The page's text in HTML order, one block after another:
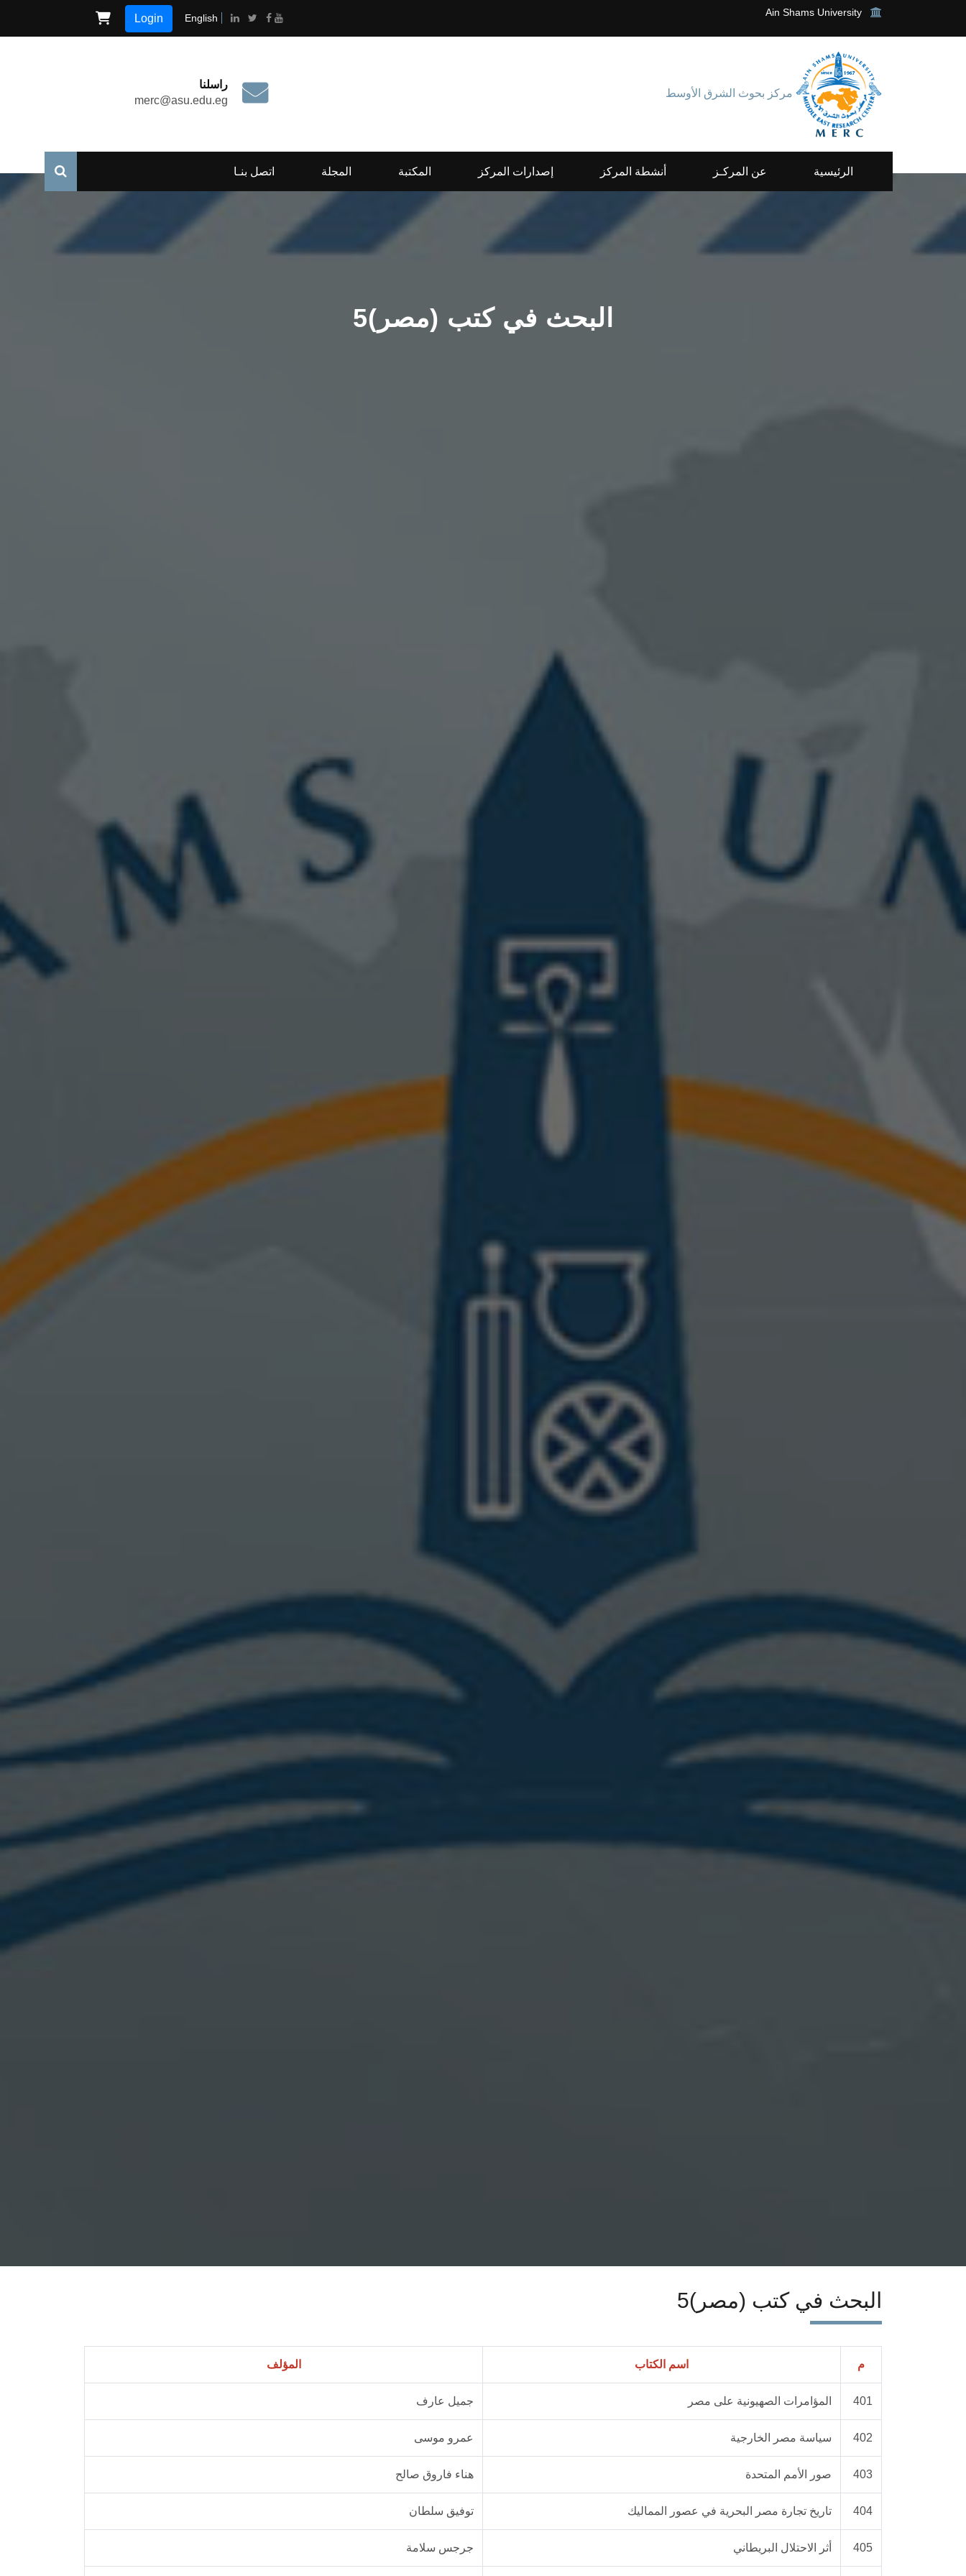
Ain Shams University
English
Login
راسلنا
merc@asu.edu.eg
الرئيسية عن المركـز أنشطة المركز إصدارات المركز المكتبة المجلة اتصل بنـا
البحث في كتب (مصر)5
البحث في كتب (مصر)5
م اسم الكتاب المؤلف
401 المؤامرات الصهيونية على مصر جميل عارف
402 سياسة مصر الخارجية عمرو موسى
403 صور الأمم المتحدة هناء فاروق صالح
404 تاريخ تجارة مصر البحرية في عصور المماليك توفيق سلطان
405 أثر الاحتلال البريطاني جرجس سلامة